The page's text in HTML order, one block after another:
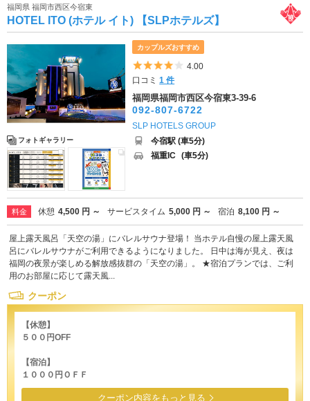
福岡県 福岡市西区今宿東
HOTEL ITO (ホテル イト) 【SLPホテルズ】
フォトギャラリー
カップルズおすすめ
5つ星のうち4
4.00
口コミ1 件
福岡県福岡市西区今宿東3-39-6
092-807-6722
SLP HOTELS GROUP
今宿駅 (車5分)
福重IC (車5分)
料金 休憩 4,500 円 ～ サービスタイム 5,000 円 ～ 宿泊 8,100 円 ～
屋上露天風呂「天空の湯」にバレルサウナ登場！ 当ホテル自慢の屋上露天風
呂にバレルサウナがご利用できるようになりました。 日中は海が見え、夜は
福岡の夜景が楽しめる解放感抜群の「天空の湯」。 ★宿泊プランでは、ご利
用のお部屋に応じて露天風...
クーポン
【休憩】
５００円OFF
【宿泊】
１０００円ＯＦＦ
クーポン内容をもっと見る